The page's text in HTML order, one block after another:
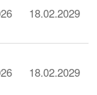
18.02.2029
18.02.2029